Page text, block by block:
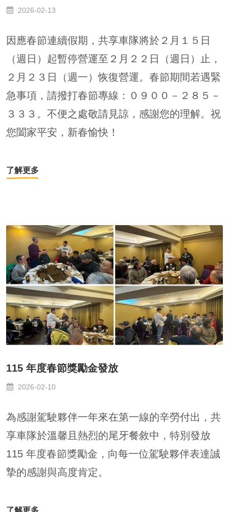
2026-02-13
因應春節連續假期，共享車隊將於２月１５日
（週日）起暫停營運至２月２２日（週日）止，
２月２３日（週一）恢復營運。春節期間若遇緊
急事項，請撥打春節專線：０９００－２８５－
３３３。不便之處敬請見諒，感謝您的理解。祝
您闔家平安，新春愉快！
了解更多
115 年度春節獎勵金發放
2026-02-10
為感謝駕駛夥伴一年來在第一線的辛勞付出，共
享車隊於溫馨且熱烈的尾牙餐敘中，特別發放
115 年度春節獎勵金，向每一位駕駛夥伴表達誠
摯的感謝與高度肯定。